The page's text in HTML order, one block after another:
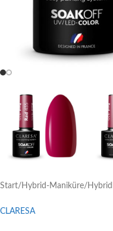
Start/ Hybrid-Maniküre/
CLARESA